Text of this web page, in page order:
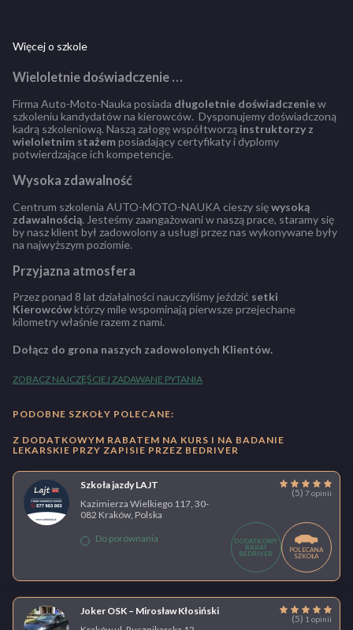
Więcej o szkole
Wieloletnie doświadczenie …
Firma Auto-Moto-Nauka posiada długoletnie doświadczeniew
szkoleniu kandydatów na kierowców. Dysponujemy doświadczoną
kadrą szkoleniową. Naszą załogę współtworzą instruktorzy z
wieloletnim stażemposiadający certyfikaty i dyplomy
potwierdzające ich kompetencje.
Wysoka zdawalność
Centrum szkolenia AUTO-MOTO-NAUKA cieszy sięwysoką
zdawalnością. Jesteśmy zaangażowani w naszą prace, staramy się
by nasz klient był zadowolony a usługi przez nas wykonywane były
na najwyższym poziomie.
Przyjazna atmosfera
Przez ponad 8 lat działalności nauczyliśmy jeździć setki
Kierowcówktórzy mile wspominają pierwsze przejechane
kilometry właśnie razem z nami.
Dołącz do grona naszych zadowolonych Klientów.
ZOBACZ NAJCZĘŚCIEJ ZADAWANE PYTANIA
PODOBNE SZKOŁY POLECANE:
Z DODATKOWYM RABATEM NA KURS I NA BADANIE
LEKARSKIE PRZY ZAPISIE PRZEZ BEDRIVER
Szkoła jazdy LAJT
(5) 7 opinii
Kazimierza Wielkiego 117, 30-
082 Kraków, Polska
Do porównania
DODATKOWY
RABAT
BEDRIVER
POLECANA
SZKOŁA
Joker OSK – Mirosław Kłosiński
(5) 1 opinii